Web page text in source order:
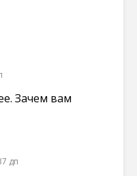
Зачем вам
дп